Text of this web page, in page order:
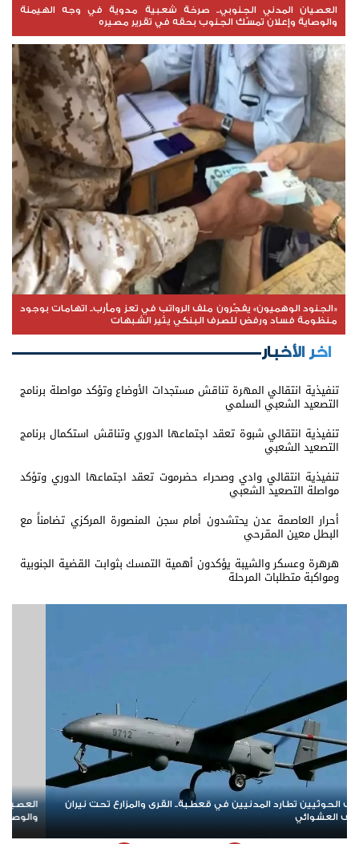
العصيان المدني الجنوبي.. صرخة شعبية مدوية في وجه الهيمنة
والوصاية وإعلان تمسّك الجنوب بحقه في تقرير مصيره
«الجنود الوهميون» يفجّرون ملف الرواتب في تعز ومأرب.. اتهامات بوجود
منظومة فساد ورفض للصرف البنكي يثير الشبهات
اخر الأخبار
تنفيذية انتقالي المهرة تناقش مستجدات الأوضاع وتؤكد مواصلة برنامج
التصعيد الشعبي السلمي
تنفيذية انتقالي شبوة تعقد اجتماعها الدوري وتناقش استكمال برنامج
التصعيد الشعبي
تنفيذية انتقالي وادي وصحراء حضرموت تعقد اجتماعها الدوري وتؤكد
مواصلة التصعيد الشعبي
أحرار العاصمة عدن يحتشدون أمام سجن المنصورة المركزي تضامناً مع
البطل معين المقرحي
هرهرة وعسكر والشيبة يؤكدون أهمية التمسك بثوابت القضية الجنوبية
ومواكبة متطلبات المرحلة
المدني الجنوبي.. صرخة شعبية مدوية في وجه الهيمنة
وإعلان تمسّك الجنوب بحقه في تقرير مصيره